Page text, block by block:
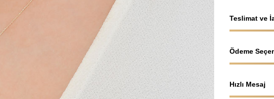
Teslimat ve
Ödeme
Hızlı Mesaj